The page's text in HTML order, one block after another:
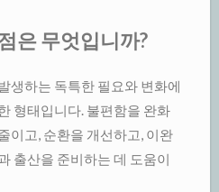
은 무엇입니까?
생하는 독특한 필요와 변화에
형태입니다. 불편함을 완화
이고, 순환을 개선하고, 이완
출산을 준비하는 데 도움이